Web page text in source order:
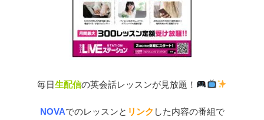
毎日生配信の英会話レッスンが見放題！
NOVAでのレッスンと リンク した内容の番組で